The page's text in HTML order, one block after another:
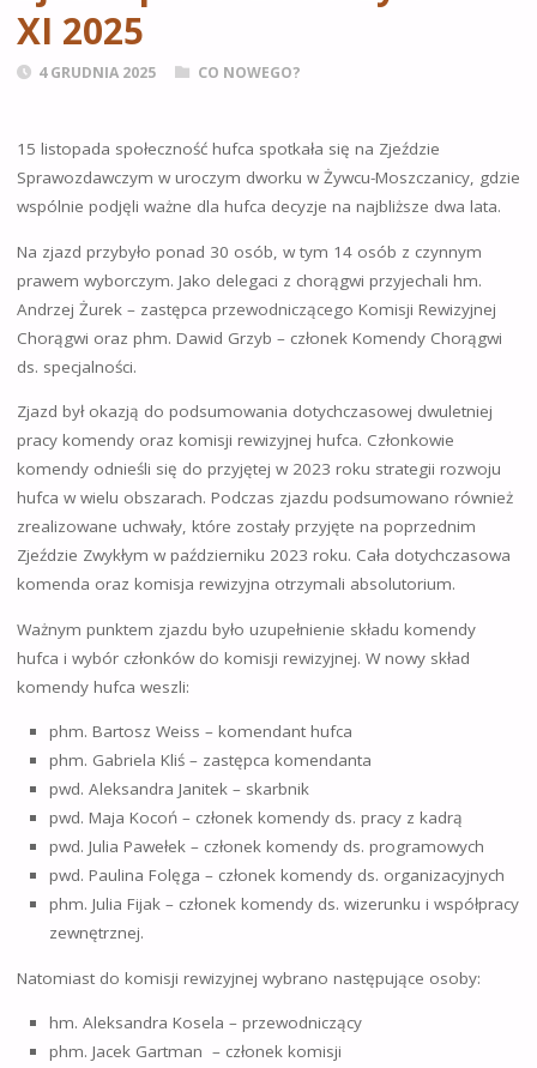
XI 2025
4 GRUDNIA 2025 CO NOWEGO?
15 listopada społeczność hufca spotkała się na Zjeździe
Sprawozdawczym w uroczym dworku w Żywcu-Moszczanicy, gdzie
wspólnie podjęli ważne dla hufca decyzje na najbliższe dwa lata.
Na zjazd przybyło ponad 30 osób, w tym 14 osób z czynnym
prawem wyborczym. Jako delegaci z chorągwi przyjechali hm.
Andrzej Żurek – zastępca przewodniczącego Komisji Rewizyjnej
Chorągwi oraz phm. Dawid Grzyb – członek Komendy Chorągwi
ds. specjalności.
Zjazd był okazją do podsumowania dotychczasowej dwuletniej
pracy komendy oraz komisji rewizyjnej hufca. Członkowie
komendy odnieśli się do przyjętej w 2023 roku strategii rozwoju
hufca w wielu obszarach. Podczas zjazdu podsumowano również
zrealizowane uchwały, które zostały przyjęte na poprzednim
Zjeździe Zwykłym w październiku 2023 roku. Cała dotychczasowa
komenda oraz komisja rewizyjna otrzymali absolutorium.
Ważnym punktem zjazdu było uzupełnienie składu komendy
hufca i wybór członków do komisji rewizyjnej. W nowy skład
komendy hufca weszli:
phm. Bartosz Weiss – komendant hufca
phm. Gabriela Kliś – zastępca komendanta
pwd. Aleksandra Janitek – skarbnik
pwd. Maja Kocoń – członek komendy ds. pracy z kadrą
pwd. Julia Pawełek – członek komendy ds. programowych
pwd. Paulina Folęga – członek komendy ds. organizacyjnych
phm. Julia Fijak – członek komendy ds. wizerunku i współpracy
zewnętrznej.
Natomiast do komisji rewizyjnej wybrano następujące osoby:
hm. Aleksandra Kosela – przewodniczący
phm. Jacek Gartman – członek komisji